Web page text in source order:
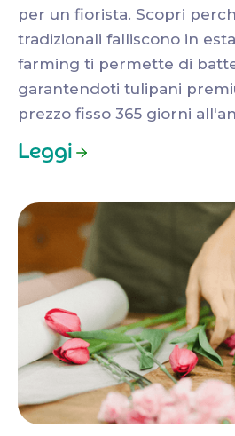
per un fiorista. Scopri
tradizionali falliscono in
farming ti permette di
garantendoti tulipani
prezzo fisso 365 giorni
Leggi